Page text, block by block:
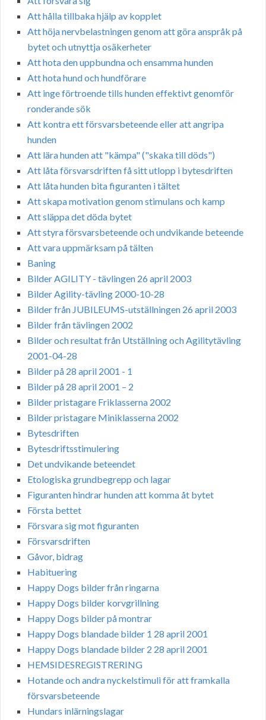
Att hålla tillbaka hjälp av kopplet
Att höja nervbelastningen genom att göra anspråk på
bytet och utnyttja osäkerheter
Att hota den uppbundna och ensamma hunden
Att hota hund och hundförare
Att inge förtroende tills hunden effektivt genomför
ronderande sök
Att kontra ett försvarsbeteende eller att angripa
hunden
Att lära hunden att "kämpa" ("skaka till döds")
Att låta försvarsdriften få sitt utlopp i bytesdriften
Att låta hunden bita figuranten i tältet
Att skapa motivation genom stimulans och kamp
Att släppa det döda bytet
Att styra försvarsbeteende och undvikande beteende
Att vara uppmärksam på tälten
Baning
Bilder AGILITY - tävlingen 26 april 2003
Bilder Agility-tävling 2000-10-28
Bilder från JUBILEUMS-utställningen 26 april 2003
Bilder från tävlingen 2002
Bilder och resultat från Utställning och Agilitytävling
2001-04-28
Bilder på 28 april 2001 - 1
Bilder på 28 april 2001 – 2
Bilder pristagare Friklasserna 2002
Bilder pristagare Miniklasserna 2002
Bytesdriften
Bytesdriftsstimulering
Det undvikande beteendet
Etologiska grundbegrepp och lagar
Figuranten hindrar hunden att komma åt bytet
Första bettet
Försvara sig mot figuranten
Försvarsdriften
Gåvor, bidrag
Habituering
Happy Dogs bilder från ringarna
Happy Dogs bilder korvgrillning
Happy Dogs bilder på montrar
Happy Dogs blandade bilder 1 28 april 2001
Happy Dogs blandade bilder 2 28 april 2001
HEMSIDESREGISTRERING
Hotande och andra nyckelstimuli för att framkalla
försvarsbeteende
Hundars inlärningslagar